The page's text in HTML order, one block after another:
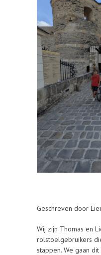
Geschreven door
Wij zijn Thomas en
rolstoelgebruikers
stappen. We gaan